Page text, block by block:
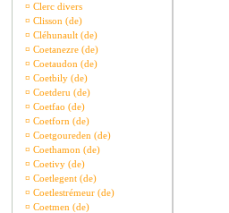
¤ Clerc divers
¤ Clisson (de)
¤ Cléhunault (de)
¤ Coetanezre (de)
¤ Coetaudon (de)
¤ Coetbily (de)
¤ Coetderu (de)
¤ Coetfao (de)
¤ Coetforn (de)
¤ Coetgoureden (de)
¤ Coethamon (de)
¤ Coetivy (de)
¤ Coetlegent (de)
¤ Coetlestrémeur (de)
¤ Coetmen (de)